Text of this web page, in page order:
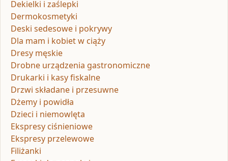
Dekielki i zaślepki
Dermokosmetyki
Deski sedesowe i pokrywy
Dla mam i kobiet w ciąży
Dresy męskie
Drobne urządzenia gastronomiczne
Drukarki i kasy fiskalne
Drzwi składane i przesuwne
Dżemy i powidła
Dzieci i niemowlęta
Ekspresy ciśnieniowe
Ekspresy przelewowe
Filiżanki